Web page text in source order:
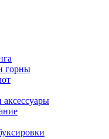
горны
аксессуары